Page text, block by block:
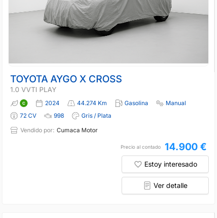
TOYOTA AYGO X CROSS
1.0 VVTI PLAY
2024 44.274 Km Gasolina
Manual
72 CV
998
Gris / Plata
Vendido por: Cumaca Motor
Precio al contado 14.900 €
Estoy interesado
Ver detalle